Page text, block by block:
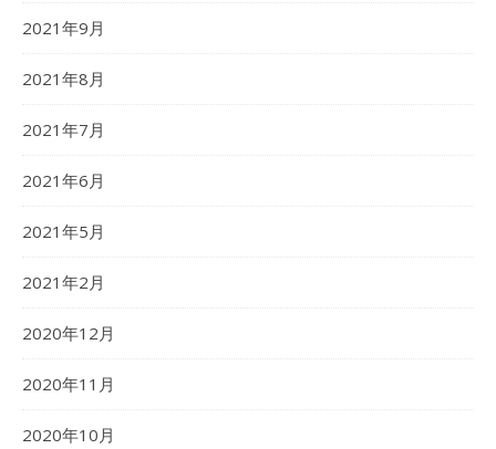
2021年9月
2021年8月
2021年7月
2021年6月
2021年5月
2021年2月
2020年12月
2020年11月
2020年10月